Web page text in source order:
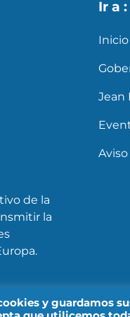
de la
la
Ir a :
Inicio
Jean
y guardamos